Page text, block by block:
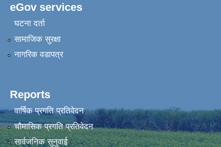
eGov services
घटना दर्ता
सामाजिक सुरक्षा
नागरिक वडापत्र
Reports
वार्षिक प्रगति प्रतिवेदन
चौमासिक प्रगति प्रतिवेदन
सार्वजनिक सुनुवाई